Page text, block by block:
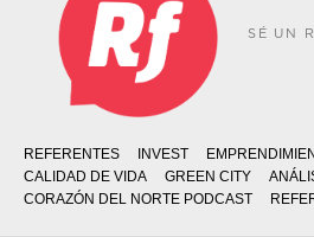
SÉ UN
REFERENTES INVEST
CALIDAD DE VIDA
GREEN CITY
CORAZÓN DEL NORTE PODCAST